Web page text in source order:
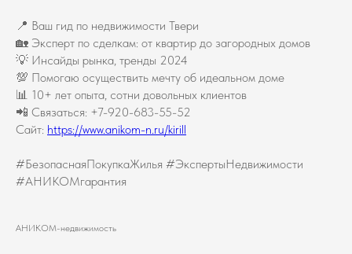
📍 Ваш гид по недвижимости Твери
🏡 Эксперт по сделкам: от квартир до загородных домов
💡 Инсайды рынка, тренды 2024
💯 Помогаю осуществить мечту об идеальном доме
📊 10+ лет опыта, сотни довольных клиентов
📲 Связаться: +7-920-683-55-52
Сайт: https://www.anikom-n.ru/kirill
#БезопаснаяПокупкаЖилья #ЭкспертыНедвижимости
#АНИКОМгарантия
АНИКОМ-недвижимость